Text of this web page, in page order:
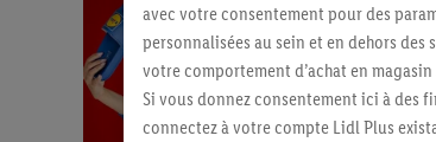
avec votre consentement pour des
personnalisées au sein et en dehors
votre comportement d’achat en
Si vous donnez consentement ici à des
connectez à votre compte Lidl Plus